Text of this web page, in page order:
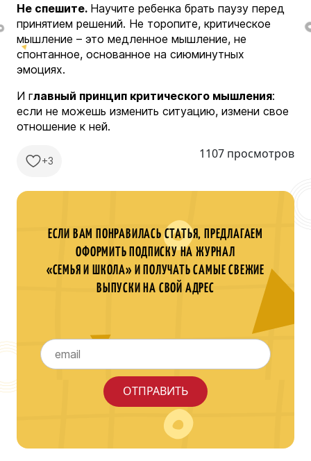
Не спешите. Научите ребенка брать паузу перед
принятием решений. Не торопите, критическое
мышление – это медленное мышление, не
спонтанное, основанное на сиюминутных
эмоциях.
И главный принцип критического мышления:
если не можешь изменить ситуацию, измени свое
отношение к ней.
+3 1107 просмотров
ЕСЛИ ВАМ ПОНРАВИЛАСЬ СТАТЬЯ, ПРЕДЛАГАЕМ
ОФОРМИТЬ ПОДПИСКУ НА ЖУРНАЛ
«СЕМЬЯ И ШКОЛА» И ПОЛУЧАТЬ САМЫЕ СВЕЖИЕ
ВЫПУСКИ НА СВОЙ АДРЕС